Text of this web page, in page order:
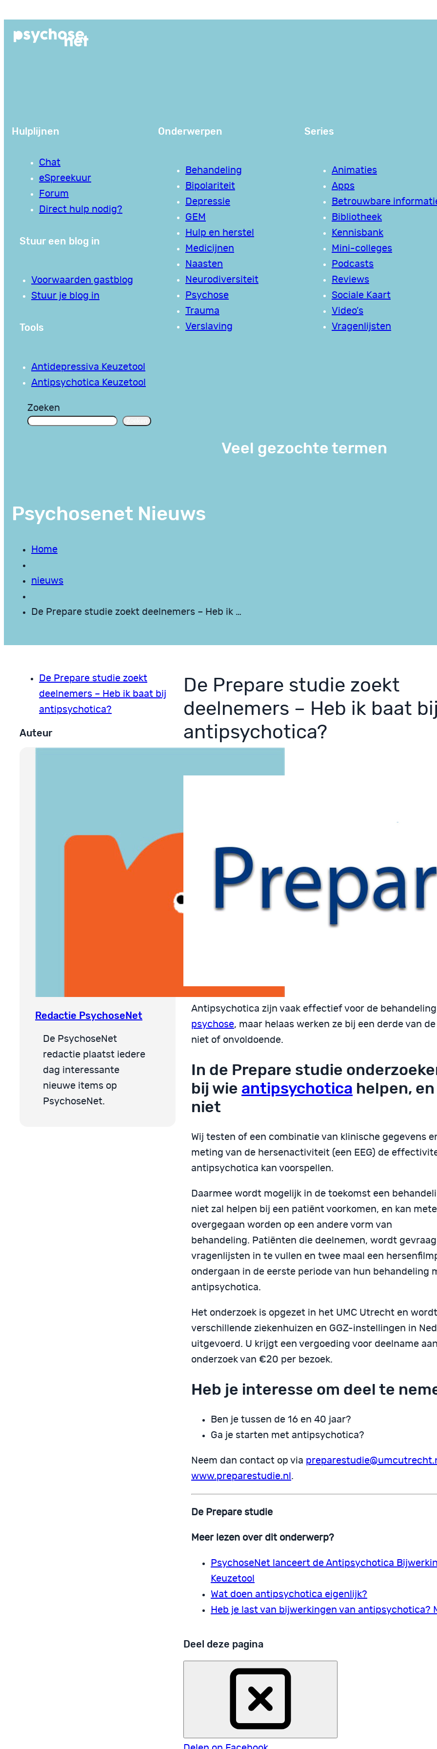
de
Hulplijnen
Chat
eSpreekuur
Forum
Direct hulp nodig?
Stuur een blog in
Voorwaarden gastblog
Stuur je blog in
Tools
Antidepressiva Keuzetool
Antipsychotica Keuzetool
Onderwerpen
Behandeling
Bipolariteit
Depressie
GEM
Hulp en herstel
Medicijnen
Naasten
Neurodiversiteit
Psychose
Trauma
Verslaving
Series
Animaties
Apps
Betrouwbare
Bibliotheek
Kennisbank
Mini-colleges
Podcasts
Reviews
Sociale Kaart
Video’s
Vragenlijsten
Zoeken
Veel gezochte termen
Psychosenet Nieuws
Home
nieuws
De Prepare studie zoekt deelnemers – Heb ik …
De Prepare studie zoekt
deelnemers – Heb ik baat bij
antipsychotica?
Auteur
Redactie PsychoseNet
De PsychoseNet
redactie plaatst iedere
dag interessante
nieuwe items op
PsychoseNet.
De Prepare studie zoekt
deelnemers – Heb ik baat
antipsychotica?
Antipsychotica zijn vaak effectief voor de
psychose, maar helaas werken ze bij een derde van
niet of onvoldoende.
In de Prepare studie
bij wie antipsychotica helpen,
niet
Wij testen of een combinatie van klinische gegevens
meting van de hersenactiviteit (een EEG) de
antipsychotica kan voorspellen.
Daarmee wordt mogelijk in de toekomst een
niet zal helpen bij een patiënt voorkomen, en kan
overgegaan worden op een andere vorm van
behandeling. Patiënten die deelnemen, wordt
vragenlijsten in te vullen en twee maal een
ondergaan in de eerste periode van hun behandeling
antipsychotica.
Het onderzoek is opgezet in het UMC Utrecht en
verschillende ziekenhuizen en GGZ-instellingen in
uitgevoerd. U krijgt een vergoeding voor deelname
onderzoek van €20 per bezoek.
Heb je interesse om deel te
Ben je tussen de 16 en 40 jaar?
Ga je starten met antipsychotica?
Neem dan contact op via
www.preparestudie.nl .
De Prepare studie
Meer lezen over dit onderwerp?
PsychoseNet lanceert de Antipsychotica
Keuzetool
Wat doen antipsychotica eigenlijk?
Heb je last van bijwerkingen van antipsychotica?
Deel deze pagina